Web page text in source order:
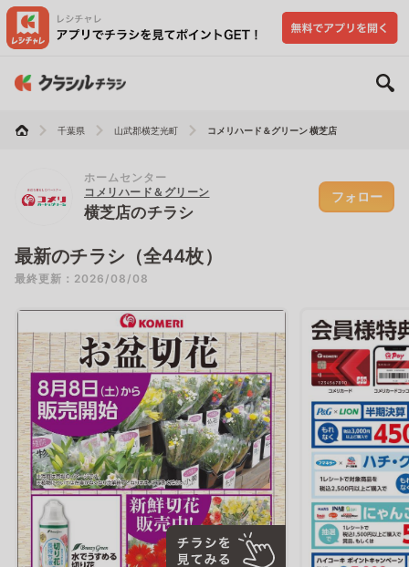
千葉県 山武郡横芝光町 コメリハード＆グリーン 横芝店
ホームセンター
コメリハード＆グリーン
横芝店のチラシ
フォロー
最新のチラシ（全44枚）
最終更新：2026/08/08